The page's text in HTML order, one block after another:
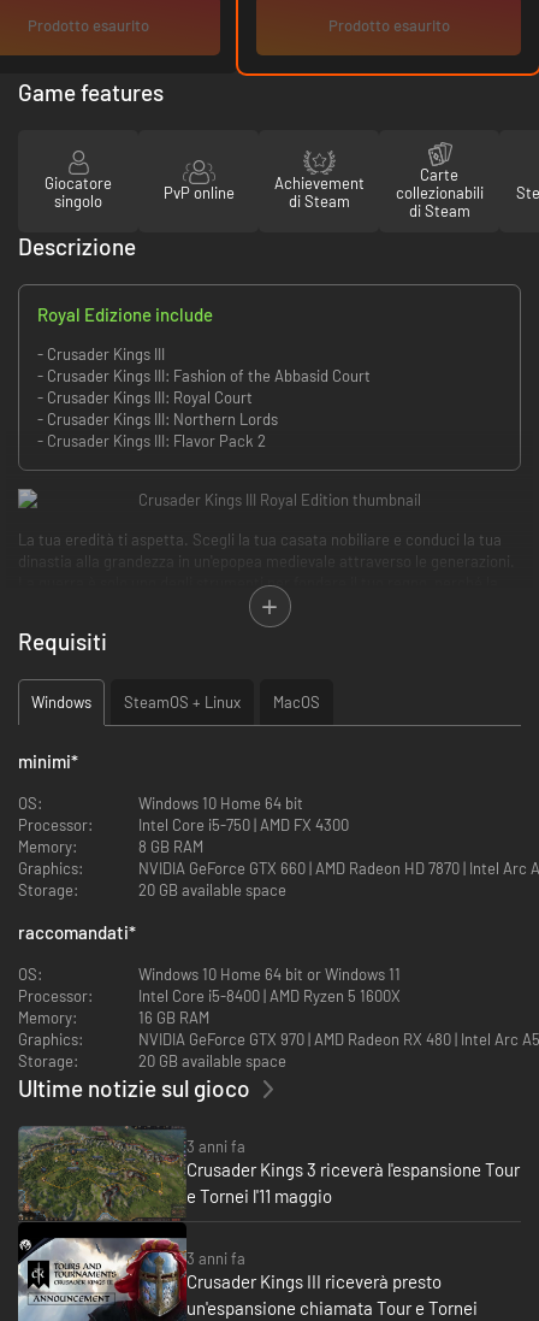
Prodotto esaurito Prodotto esaurito
Game features
Giocatore
singolo
PvP online
Achievement
di Steam
Carte
collezionabili
di Steam
Descrizione
Royal Edizione include
- Crusader Kings III
- Crusader Kings III: Fashion of the Abbasid Court
- Crusader Kings III: Royal Court
- Crusader Kings III: Northern Lords
- Crusader Kings III: Flavor Pack 2
La tua eredità ti aspetta. Scegli la tua casata nobiliare e conduci la tua
dinastia alla grandezza in un'epopea medievale attraverso le generazioni.
La guerra è solo uno degli strumenti per fondare il tuo regno, perché la
giusta strategia si compone di abilità diplomatica, padronanza del regno e
continua la popolare serie di Paradox
Development Studio, che vede l'acclamata unione delle emozioni reali del
Prendi il comando della tua casata ed espandi la tua dinastia in una
meticolosa ambientazione medievale. Inizia dall'867, 1066 o 1178, e
rivendica terre, titoli e vassalli per assicurarti un regno degno del
tuo sangue reale. La morte del sovrano non è la fine, poiché il tuo
Scopri un mondo simulato che brulica di contadini, cavalieri,
cortigiani, spie, fanti, giullari e storie d'amore segrete. Disporrai di
un vasto cast di personaggi storici da corteggiare, tradire,
giustiziare o influenzare subdolamente.
Esplora un'ampia mappa medievale che si estende dagli innevati
Paesi nordici al Corno d'Africa, e dalle Isole britanniche a ovest fino
alle ricchezze esotiche della Birmania a est. Rivendica, conquista e
governa migliaia di contee, ducati, regni e imperi unici.
Requisiti
Windows SteamOS + Linux MacOS
minimi*
OS:
Windows 10 Home 64 bit
Processor:
Intel Core i5-750 | AMD FX 4300
Memory:
8 GB RAM
Graphics:
NVIDIA GeForce GTX 660 | AMD Radeon HD 7870 | Intel Arc
Storage:
20 GB available space
raccomandati*
OS:
Windows 10 Home 64 bit or Windows 11
Processor:
Intel Core i5-8400 | AMD Ryzen 5 1600X
Memory:
16 GB RAM
Graphics:
NVIDIA GeForce GTX 970 | AMD Radeon RX 480 | Intel Arc
Storage:
20 GB available space
Ultime notizie sul gioco
3 anni fa
Crusader Kings 3 riceverà l'espansione Tour
e Tornei l'11 maggio
3 anni fa
Crusader Kings III riceverà presto
un'espansione chiamata Tour e Tornei